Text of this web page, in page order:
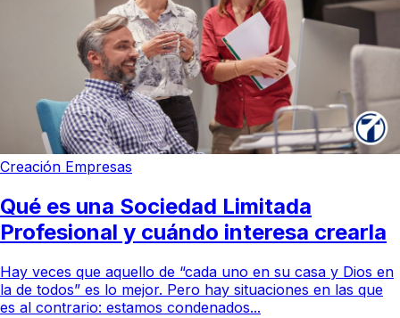
Creación Empresas
Qué es una Sociedad Limitada
Profesional y cuándo interesa crearla
Hay veces que aquello de “cada uno en su casa y Dios en
la de todos” es lo mejor. Pero hay situaciones en las que
es al contrario: estamos condenados...